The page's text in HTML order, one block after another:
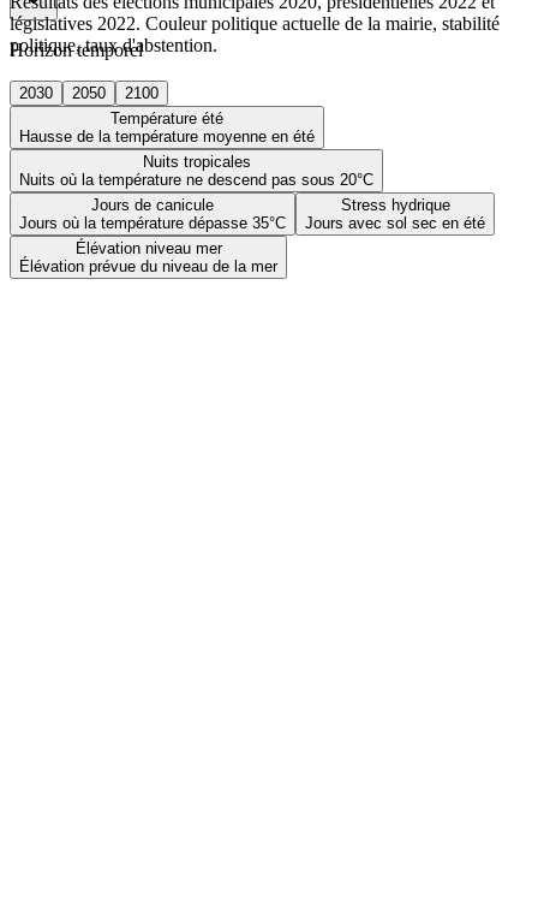
Horizon temporel
2030 2050
2100
Température été
Hausse de la température moyenne en été
Nuits tropicales
Nuits où la température ne descend pas sous 20°C
Jours de canicule
Jours où la température dépasse 35°C
Stress hydrique
Jours avec sol sec en été
Élévation niveau mer
Élévation prévue du niveau de la mer
législatives 2022. Couleur politique actuelle de la mairie, stabilité
politique, taux d'abstention.